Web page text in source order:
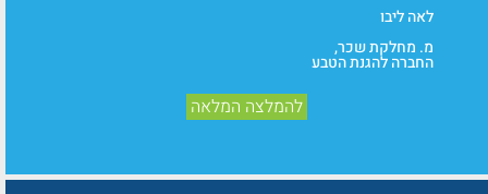
לאה ליבו
מ. מחלקת שכר,
החברה להגנת הטבע
להמלצה המלאה